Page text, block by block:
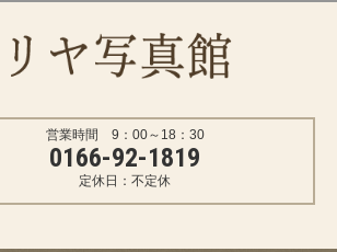
営業時間 9：00～18：30
0166-92-1819
定休日：不定休